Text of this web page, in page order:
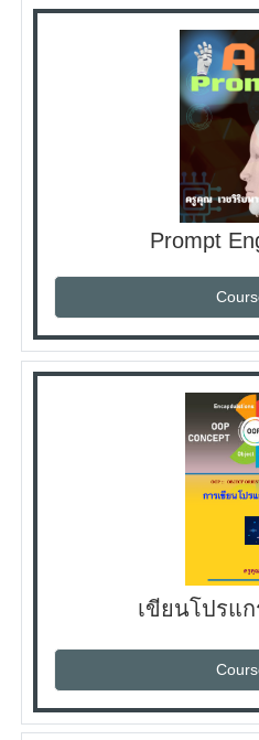
Prompt
เขียนโปรแ